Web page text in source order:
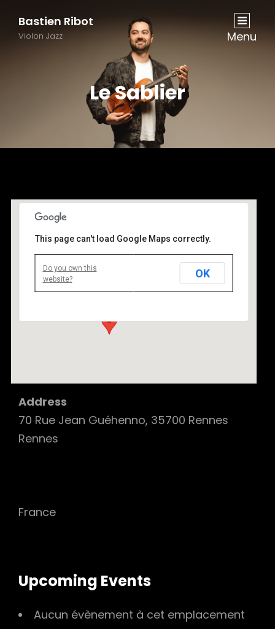
Bastien Ribot
Violon Jazz Menu
Le Sablier
Le Sablier
70 Rue Jean Guéhenno, 35700 Rennes - Rennes
This page can't load Google Maps correctly.
Do you own this
website?
OK
Address
70 Rue Jean Guéhenno, 35700 Rennes
Rennes
France
Upcoming Events
Aucun évènement à cet emplacement